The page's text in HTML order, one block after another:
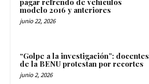
modelo 2016 y anteriores
junio 22, 2026
“Golpe a la investigación”: docentes
de la BENU protestan por recortes
junio 2, 2026